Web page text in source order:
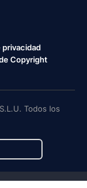
privacidad
Copyright
Todos los